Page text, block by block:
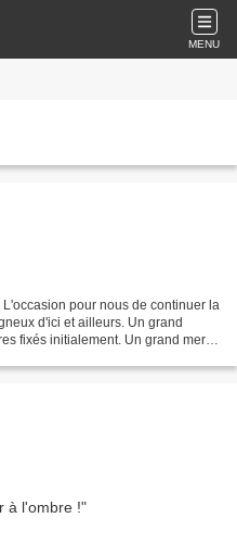
MENU
pour nous de continuer la
d'ici et ailleurs. Un grand
fixés initialement. Un grand merci